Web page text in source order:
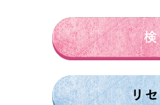
300万円前後 500万円～